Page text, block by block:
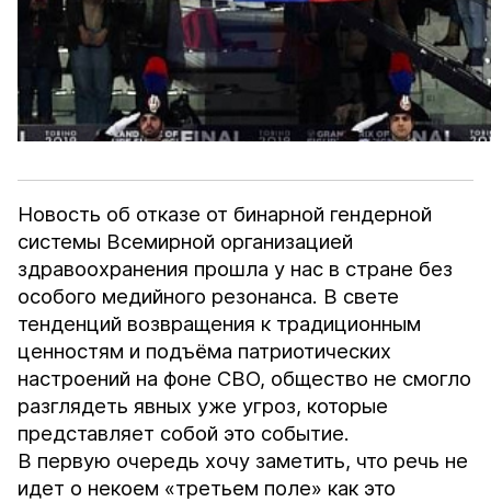
Новость об отказе от бинарной гендерной
системы Всемирной организацией
здравоохранения прошла у нас в стране без
особого медийного резонанса. В свете
тенденций возвращения к традиционным
ценностям и подъёма патриотических
настроений на фоне СВО, общество не смогло
разглядеть явных уже угроз, которые
представляет собой это событие.
В первую очередь хочу заметить, что речь не
идет о некоем «третьем поле» как это